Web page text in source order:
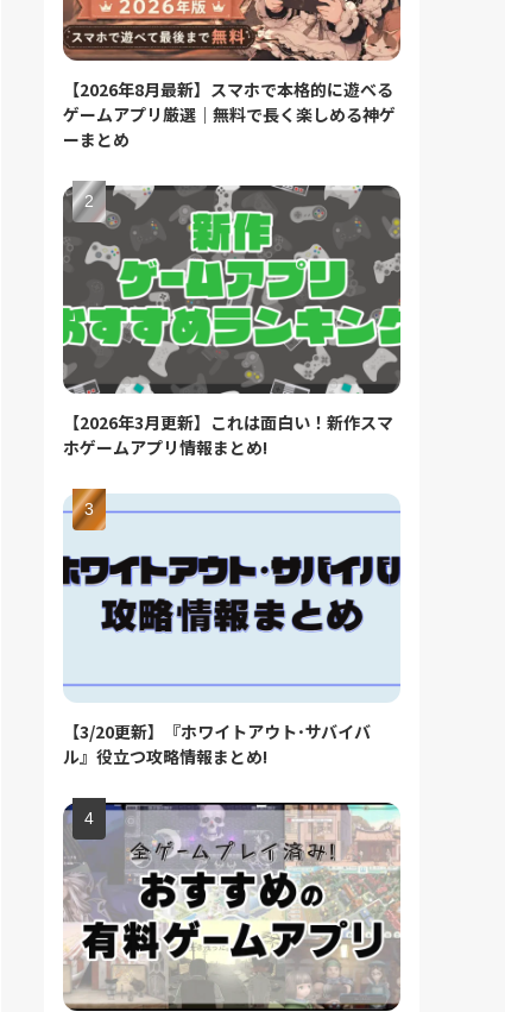
【2026年8月最新】スマホで本格的に遊べる
ゲームアプリ厳選｜無料で長く楽しめる神ゲ
ーまとめ
【2026年3月更新】これは面白い！新作スマ
ホゲームアプリ情報まとめ!
【3/20更新】『ホワイトアウト･サバイバ
ル』役立つ攻略情報まとめ!